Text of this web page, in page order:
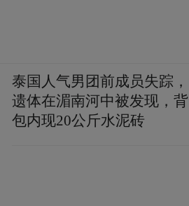
泰国人气男团前成员失踪，
遗体在湄南河中被发现，背
包内现20公斤水泥砖